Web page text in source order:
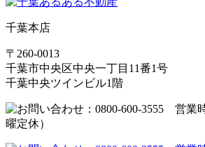
千葉本店
〒260-0013
千葉市中央区中央一丁目11番1号
千葉中央ツインビル1階